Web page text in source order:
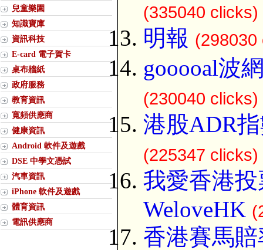
兒童樂園
知識寶庫
資訊科技
E-card 電子賀卡
桌布牆紙
政府服務
教育資訊
寬頻供應商
健康資訊
Android 軟件及遊戲
DSE 中學文憑試
汽車資訊
iPhone 軟件及遊戲
體育資訊
電訊供應商
(335040 clicks)
明報 (298030
gooooal波
(230040 clicks)
港股ADR
(225347 clicks)
我愛香港
WeloveHK
香港賽馬